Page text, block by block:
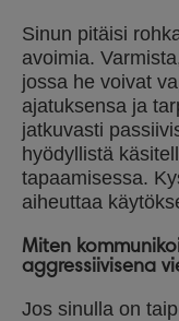
Sinun pitäisi
avoimia.
jossa he voivat
ajatuksensa ja
jatkuvasti
hyödyllistä
tapaamisessa.
aiheuttaa
Miten
aggressiivisena
Jos sinulla on